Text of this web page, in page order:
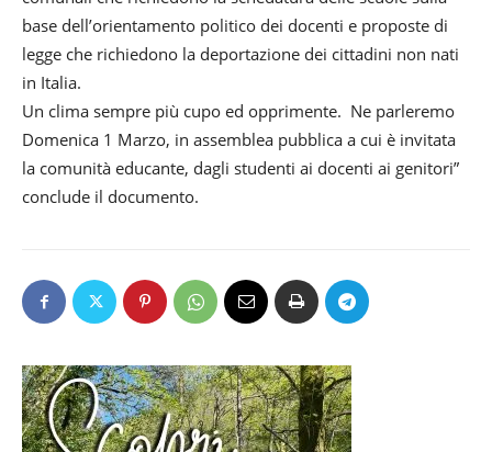
base dell’orientamento politico dei docenti e proposte di
legge che richiedono la deportazione dei cittadini non nati
in Italia.
Un clima sempre più cupo ed opprimente. Ne parleremo
Domenica 1 Marzo, in assemblea pubblica a cui è invitata
la comunità educante, dagli studenti ai docenti ai genitori”
conclude il documento.